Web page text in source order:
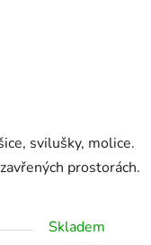
svilušky, molice.
prostorách.
Skladem